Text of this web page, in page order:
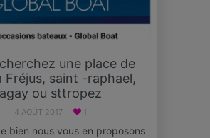
une place de
Fréjus, saint -raphael,
agay ou sttropez
4 AOÛT 2017 1
bien nous vous en proposons